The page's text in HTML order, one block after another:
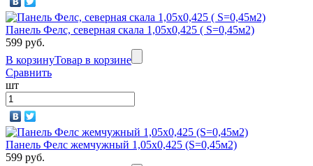
Гранит
Rocky
Дюна
Rocky
Панель Фелс, северная скала 1,05х0,425 ( S=0,45м2)
599 руб.
В корзинуТовар в корзине
Сравнить
шт
Панель Фелс жемчужный 1,05х0,425 (S=0,45м2)
599 руб.